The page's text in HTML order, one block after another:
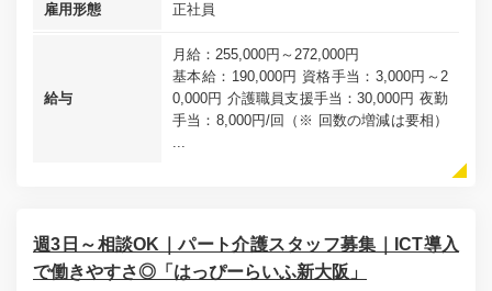
雇用形態 正社員
給与
月給：255,000円～272,000円
基本給：190,000円 資格手当：3,000円～2
0,000円 介護職員支援手当：30,000円 夜勤
手当：8,000円/回（※ 回数の増減は要相）
...
週3日～相談OK｜パート介護スタッフ募集｜ICT導入
で働きやすさ◎「はっぴーらいふ新大阪」